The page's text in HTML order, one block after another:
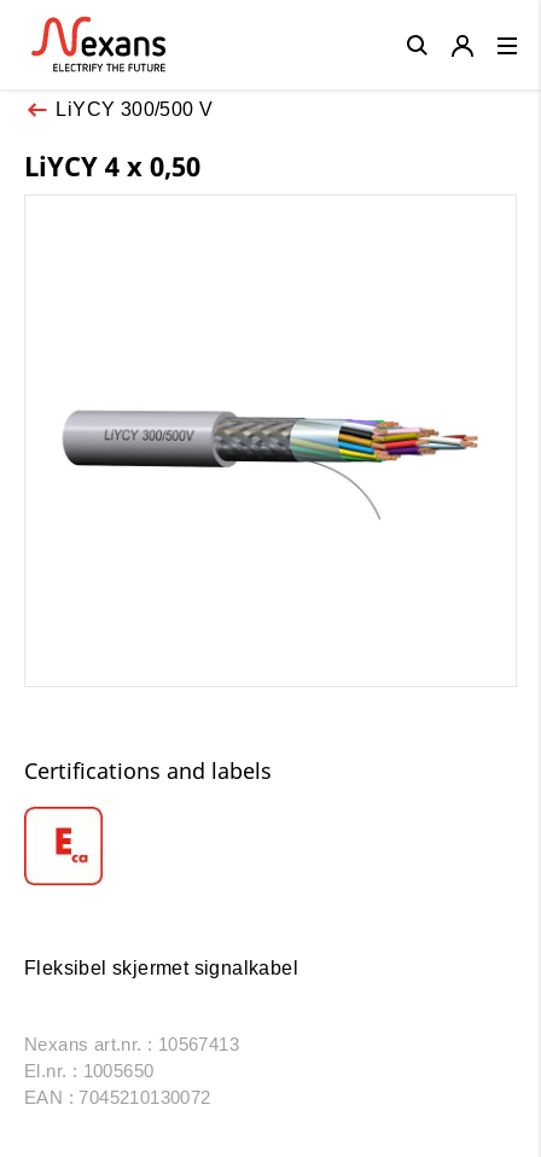
LiYCY 300/500 V
LiYCY 4 x 0,50
Certifications and labels
Fleksibel skjermet signalkabel
Nexans art.nr. : 10567413
El.nr. : 1005650
EAN : 7045210130072
Close